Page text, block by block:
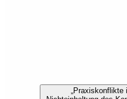
„Praxiskonflikte